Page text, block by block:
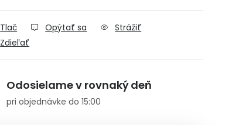
Tlač Opýtať sa
Strážiť
Zdieľať
Odosielame v rovnaký deň
pri objednávke do 15:00